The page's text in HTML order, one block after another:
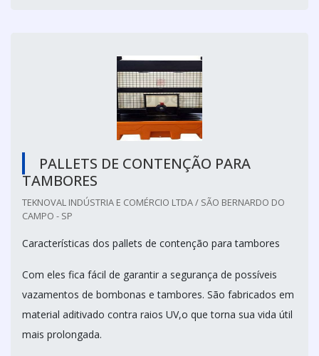
PALLETS DE CONTENÇÃO PARA
TAMBORES
TEKNOVAL INDÚSTRIA E COMÉRCIO LTDA / SÃO BERNARDO DO
CAMPO - SP
Características dos pallets de contenção para tambores
Com eles fica fácil de garantir a segurança de possíveis
vazamentos de bombonas e tambores. São fabricados em
material aditivado contra raios UV,o que torna sua vida útil
mais prolongada.